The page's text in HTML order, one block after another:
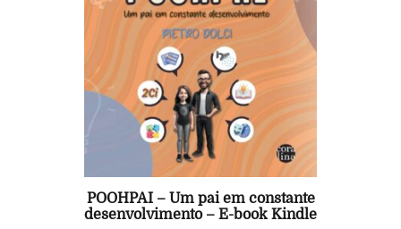
POOHPAI – Um pai em constante
desenvolvimento – E-book Kindle